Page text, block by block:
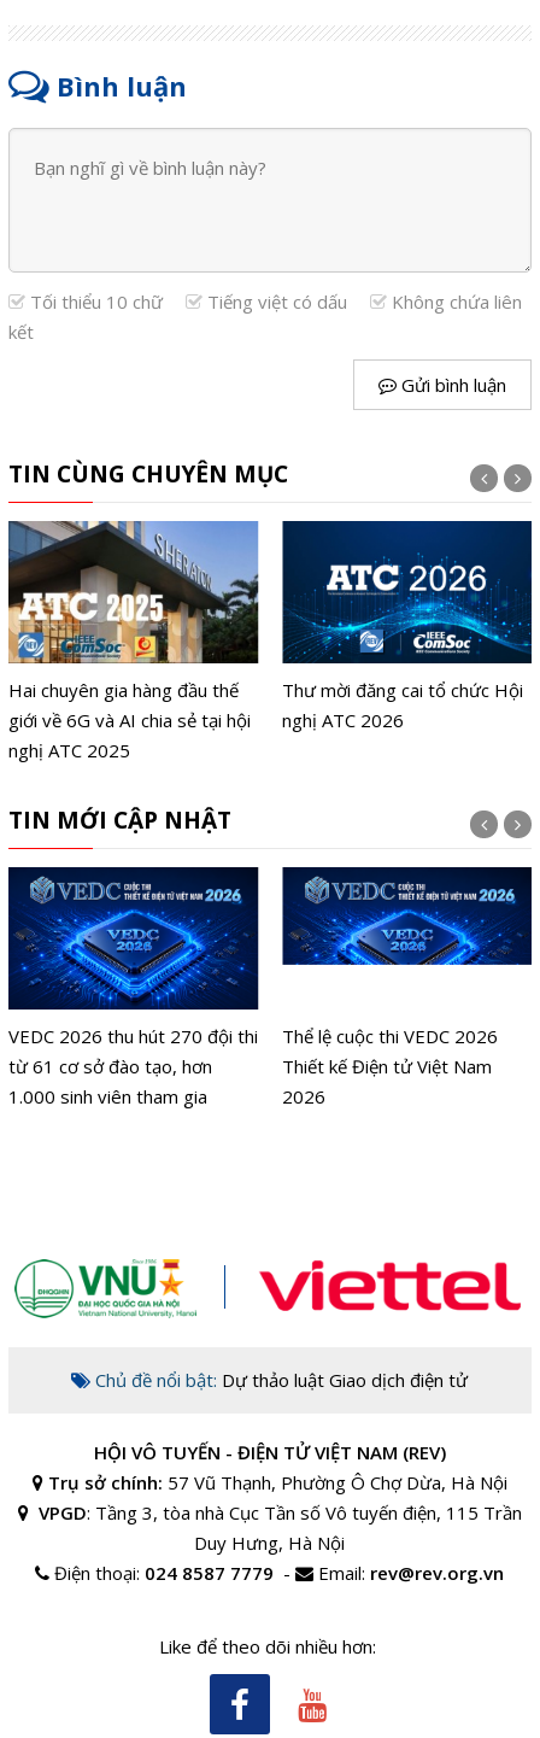
Bình luận
Tối thiểu 10 chữ Tiếng việt có dấu
Không chứa liên
kết
Gửi bình luận
TIN CÙNG CHUYÊN MỤC
Hai chuyên gia hàng đầu thế
giới về 6G và AI chia sẻ tại hội
nghị ATC 2025
Thư mời đăng cai tổ chức Hội
nghị ATC 2026
TIN MỚI CẬP NHẬT
VEDC 2026 thu hút 270 đội thi
từ 61 cơ sở đào tạo, hơn
1.000 sinh viên tham gia
Thể lệ cuộc thi VEDC 2026
Thiết kế Điện tử Việt Nam
2026
Chủ đề nổi bật: Dự thảo luật Giao dịch điện tử
HỘI VÔ TUYẾN - ĐIỆN TỬ VIỆT NAM (REV)
Trụ sở chính: 57 Vũ Thạnh, Phường Ô Chợ Dừa, Hà Nội
VPGD: Tầng 3, tòa nhà Cục Tần số Vô tuyến điện, 115 Trần
Duy Hưng, Hà Nội
Điện thoại: 024 8587 7779 - Email: rev@rev.org.vn
Like để theo dõi nhiều hơn: